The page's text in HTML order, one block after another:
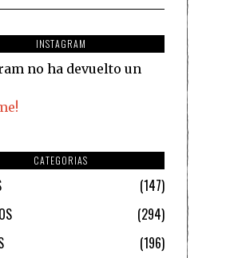
INSTAGRAM
no ha devuelto un
CATEGORIAS
147
294
196